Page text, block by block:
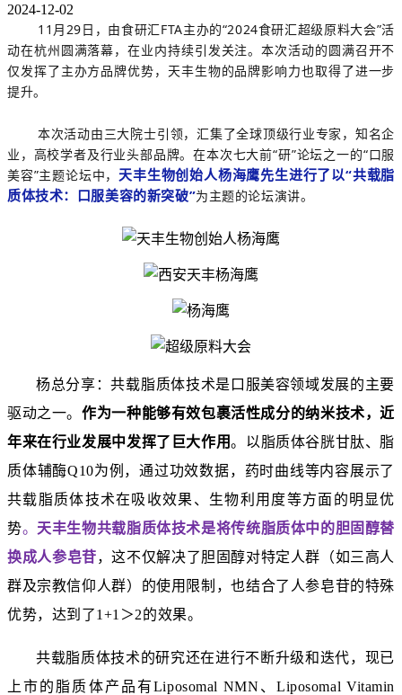
2024-12-02
11月29日，由食研汇FTA主办的“2024食研汇超级原料大会”活
动在杭州圆满落幕，在业内持续引发关注。本次活动的圆满召开不
仅发挥了主办方品牌优势，天丰生物的品牌影响力也取得了进一步
提升。
本次活动由三大院士引领，汇集了全球顶级行业专家，知名企
业，高校学者及行业头部品牌。在本次七大前“研”论坛之一的“口服
美容”主题论坛中， 天丰生物创始人杨海鹰先生进行了以“共载脂
质体技术：口服美容的新突破”为主题的论坛演讲。
杨总分享：共载脂质体技术是口服美容领域发展的主要
驱动之一。作为一种能够有效包裹活性成分的纳米技术，近
年来在行业发展中发挥了巨大作用。以脂质体谷胱甘肽、脂
质体辅酶Q10为例，通过功效数据，药时曲线等内容展示了
共载脂质体技术在吸收效果、生物利用度等方面的明显优
势。 天丰生物共载脂质体技术是将传统脂质体中的胆固醇替
换成人参皂苷，这不仅解决了胆固醇对特定人群（如三高人
群及宗教信仰人群）的使用限制，也结合了人参皂苷的特殊
优势，达到了1+1＞2的效果。
共载脂质体技术的研究还在进行不断升级和迭代，现已
上市的脂质体产品有Liposomal NMN、Liposomal Vitamin